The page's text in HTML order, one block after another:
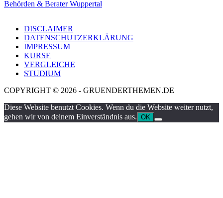
Behörden & Berater Wuppertal
DISCLAIMER
DATENSCHUTZERKLÄRUNG
IMPRESSUM
KURSE
VERGLEICHE
STUDIUM
COPYRIGHT © 2026 - GRUENDERTHEMEN.DE
Diese Website benutzt Cookies. Wenn du die Website weiter nutzt,
gehen wir von deinem Einverständnis aus. OK